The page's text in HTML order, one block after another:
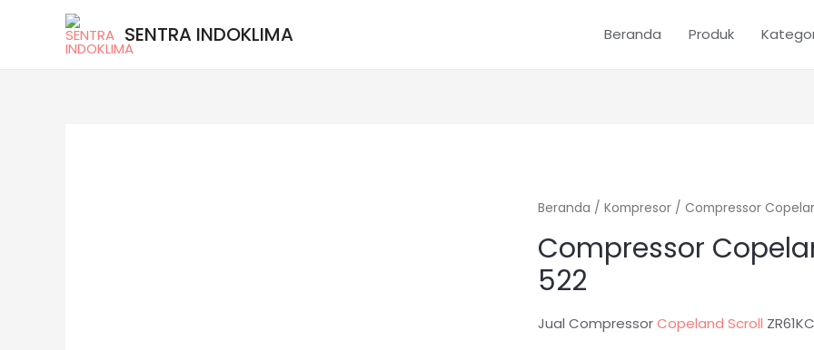
SENTRA INDOKLIMA Beranda Produk
Beranda /Kompresor / Compressor
Compressor
522
Jual CompressorCopeland Scroll